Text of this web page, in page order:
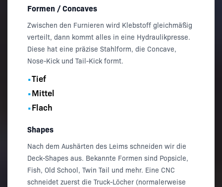
Formen / Concaves
Zwischen den Furnieren wird Klebstoff gleichmäßig
verteilt, dann kommt alles in eine Hydraulikpresse.
Diese hat eine präzise Stahlform, die Concave,
Nose-Kick und Tail-Kick formt.
•Tief
•Mittel
•Flach
Shapes
Nach dem Aushärten des Leims schneiden wir die
Deck-Shapes aus. Bekannte Formen sind Popsicle,
Fish, Old School, Twin Tail und mehr. Eine CNC
schneidet zuerst die Truck-Löcher (normalerweise